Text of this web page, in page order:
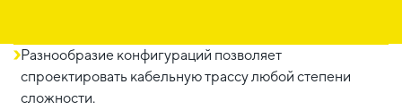
Разнообразие конфигураций позволяет
спроектировать кабельную трассу любой степени
сложности.